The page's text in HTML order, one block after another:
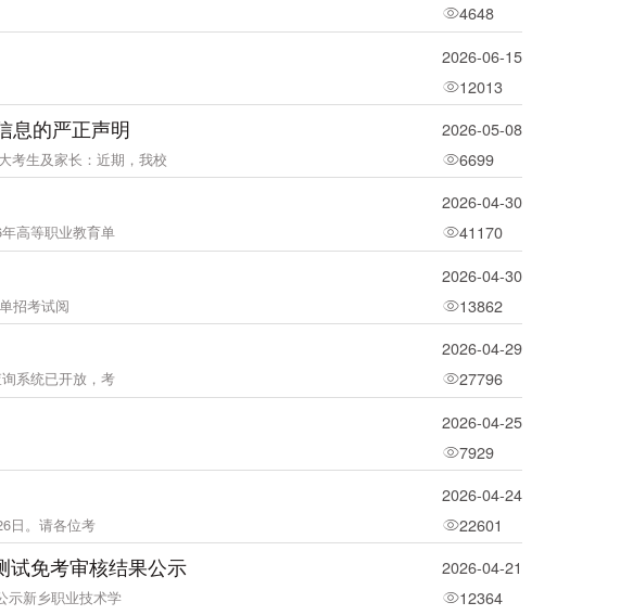
4648
2026-06-15
12013
息的严正声明
考生及家长：近期，我校
2026-05-08
6699
高等职业教育单
2026-04-30
41170
招考试阅
2026-04-30
13862
系统已开放，考
2026-04-29
27796
2026-04-25
7929
日。请各位考
2026-04-24
22601
试免考审核结果公示
示新乡职业技术学
2026-04-21
12364